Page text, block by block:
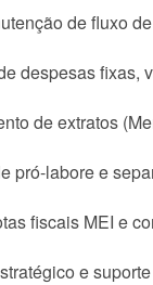
de fluxo
despesas fixas,
de extratos
pró-labore e
fiscais MEI e
e